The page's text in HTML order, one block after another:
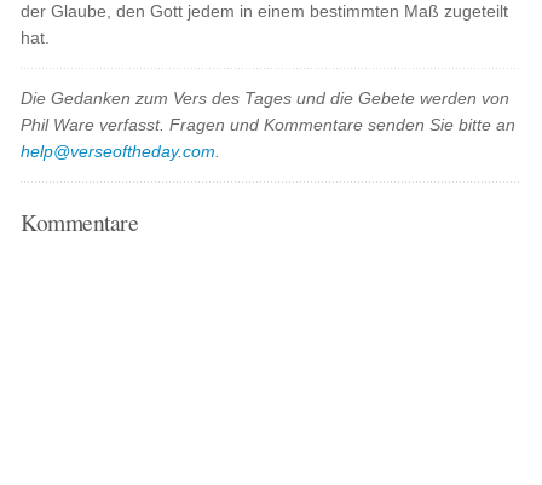
der Glaube, den Gott jedem in einem bestimmten Maß zugeteilt
hat.
Die Gedanken zum Vers des Tages und die Gebete werden von
Phil Ware verfasst. Fragen und Kommentare senden Sie bitte an
help@verseoftheday.com
Kommentare